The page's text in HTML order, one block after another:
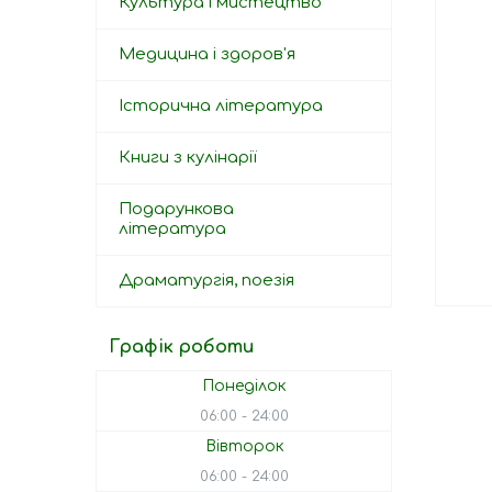
Медицина і здоров'я
Історична література
Книги з кулінарії
Подарункова
література
Драматургія, поезія
Графік роботи
Понеділок
06:00 24:00
Вівторок
06:00 24:00